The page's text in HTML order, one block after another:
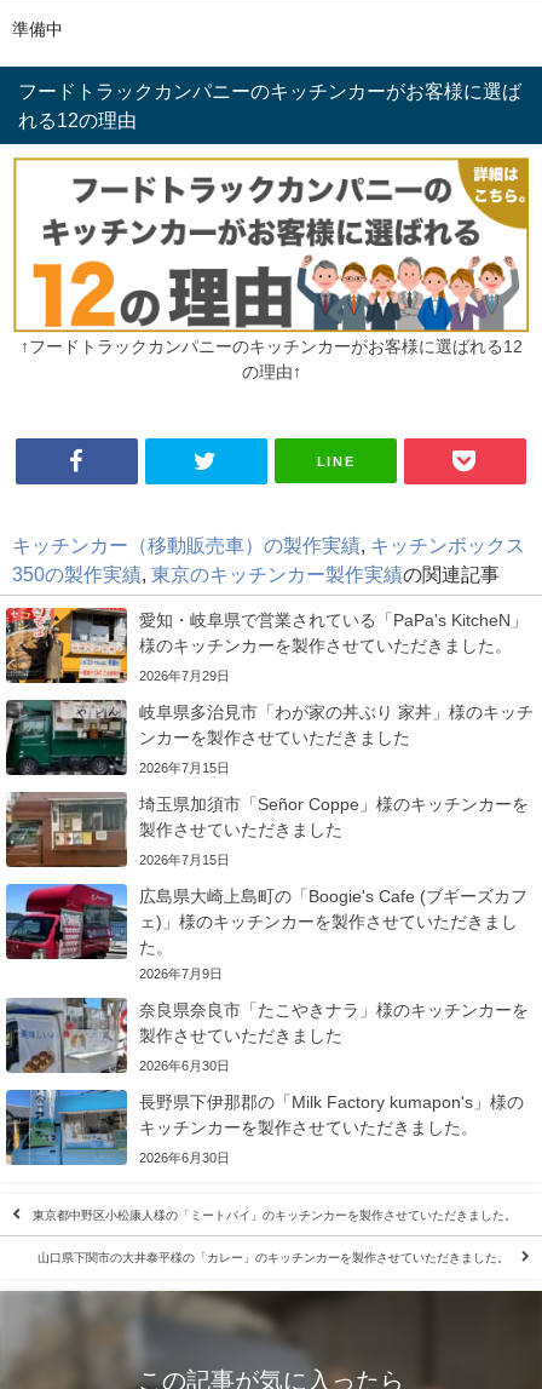
準備中
フードトラックカンパニーのキッチンカーがお客様に選ば
れる12の理由
↑フードトラックカンパニーのキッチンカーがお客様に選ばれる12
の理由↑
LINE
キッチンカー（移動販売車）の製作実績 キッチンボックス
350の製作実績 東京のキッチンカー製作実績の関連記事
愛知・岐阜県で営業されている「PaPa's KitcheN」
様のキッチンカーを製作させていただきました。
2026年7月29日
岐阜県多治見市「わが家の丼ぶり 家丼」様のキッチ
ンカーを製作させていただきました
2026年7月15日
埼玉県加須市「Señor Coppe」様のキッチンカーを
製作させていただきました
2026年7月15日
広島県大崎上島町の「Boogie's Cafe (ブギーズカフ
ェ)」様のキッチンカーを製作させていただきまし
た。
2026年7月9日
奈良県奈良市「たこやきナラ」様のキッチンカーを
製作させていただきました
2026年6月30日
長野県下伊那郡の「Milk Factory kumapon's」様の
キッチンカーを製作させていただきました。
2026年6月30日
東京都中野区小松康人様の「ミートパイ」のキッチンカーを製作させていただきました。
山口県下関市の大井泰平様の「カレー」のキッチンカーを製作させていただきました。
この記事が気に入ったら